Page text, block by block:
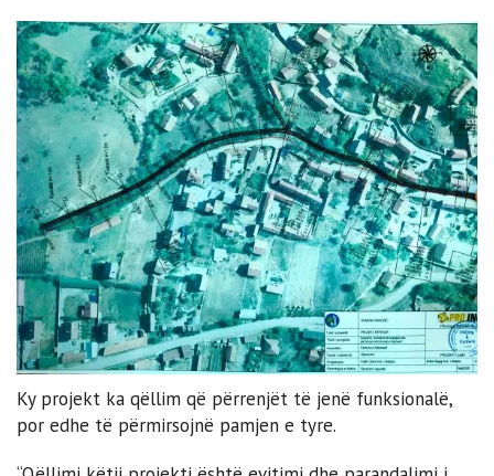
Ky projekt ka qëllim që përrenjët të jenë funksionalë,
por edhe të përmirsojnë pamjen e tyre.